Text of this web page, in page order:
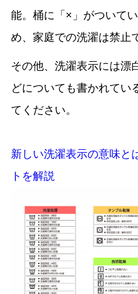
能。桶に「×」がついて
め、家庭での洗濯は禁止
その他、洗濯表示には漂
どについても書かれてい
てください。
新しい洗濯表示の意味と
トを解説